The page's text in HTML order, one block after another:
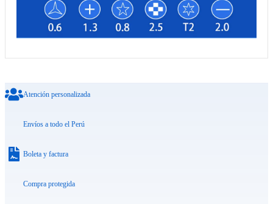
Atención personalizada
Envíos a todo el Perú
Boleta y factura
Compra protegida